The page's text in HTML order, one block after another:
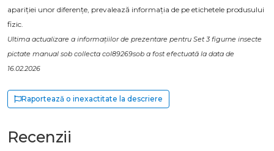
apariției unor diferențe, prevalează informația de pe etichetele produsului
fizic.
Ultima actualizare a informațiilor de prezentare pentru Set 3 figurne insecte
pictate manual sob collecta col89269sob a fost efectuată la data de
16.02.2026
Raportează o inexactitate la descriere
Recenzii